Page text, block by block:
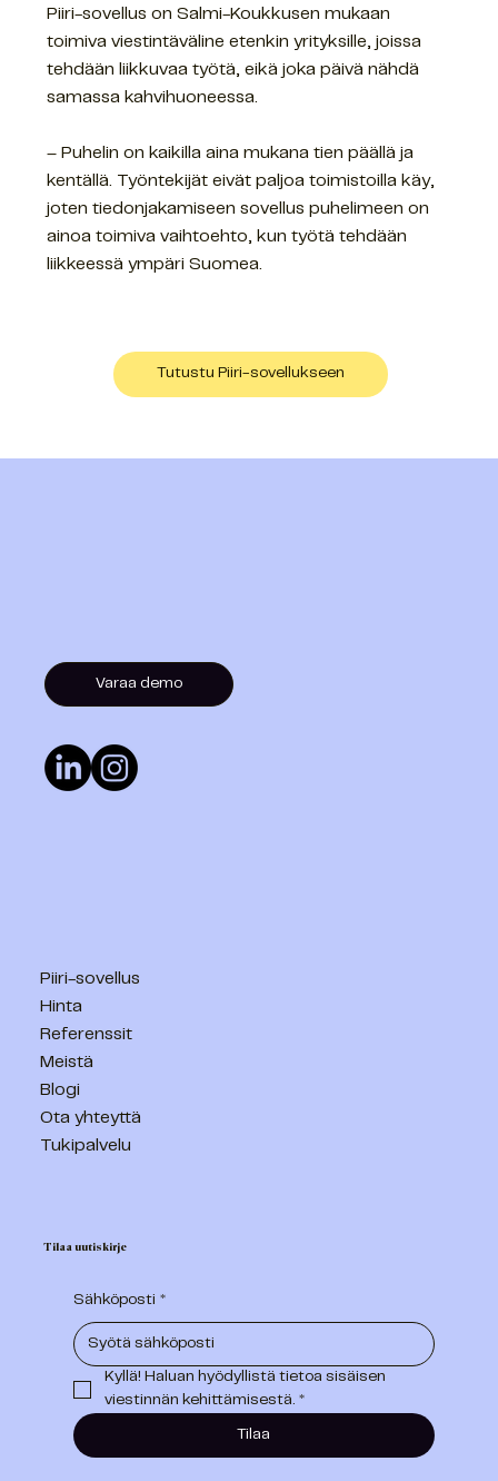
Piiri-sovellus on Salmi-Koukkusen mukaan
toimiva viestintäväline etenkin yrityksille, joissa
tehdään liikkuvaa työtä, eikä joka päivä nähdä
samassa kahvihuoneessa.
– Puhelin on kaikilla aina mukana tien päällä ja
kentällä. Työntekijät eivät paljoa toimistoilla käy,
joten tiedonjakamiseen sovellus puhelimeen on
ainoa toimiva vaihtoehto, kun työtä tehdään
liikkeessä ympäri Suomea.
Tutustu Piiri-sovellukseen
Varaa demo
Piiri-sovellus
Hinta
Referenssit
Meistä
Blogi
Ota yhteyttä
Tukipalvelu
Tilaa uutiskirje
Sähköposti *
Kyllä! Haluan hyödyllistä tietoa sisäisen
viestinnän kehittämisestä. *
Tilaa